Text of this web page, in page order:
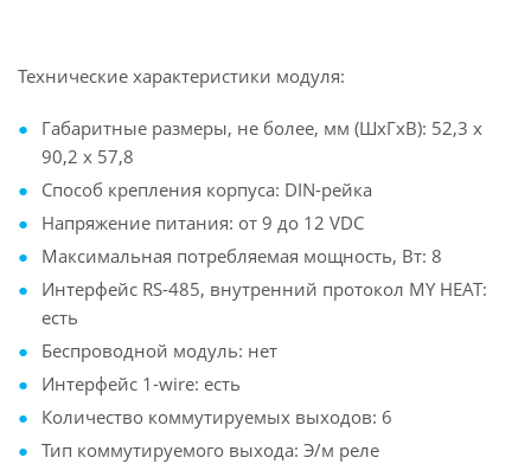
Технические характеристики модуля:
Габаритные размеры, не более, мм (ШxГxВ): 52,3 x
90,2 x 57,8
Способ крепления корпуса: DIN-рейка
Напряжение питания: от 9 до 12 VDC
Максимальная потребляемая мощность, Вт: 8
Интерфейс RS-485, внутренний протокол MY HEAT:
есть
Беспроводной модуль: нет
Интерфейс 1-wire: есть
Количество коммутируемых выходов: 6
Тип коммутируемого выхода: Э/м реле